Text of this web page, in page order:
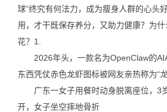
球”终究有何法力，成为瘦身人群的心头
用，才干既保存养分，又助力健康？为
花？1.
2026年头，一款名为OpenClaw的
东西凭仗赤色龙虾图标被网友亲热称为“
广东一女子用餐时动身脱离座位，3
开，女子坐空摔地骨折